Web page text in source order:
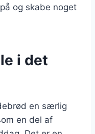
og skabe noget
i det
en særlig
en del af